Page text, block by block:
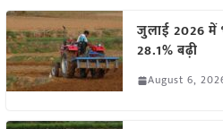
जुलाई 2026 में
28.1% बढ़ी
August 6,